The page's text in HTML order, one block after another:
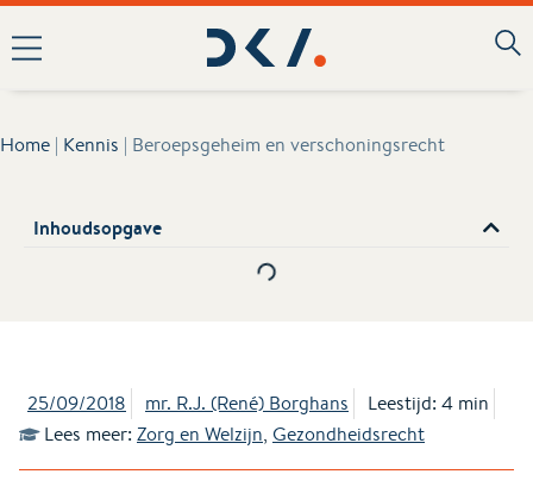
Home | Kennis | Beroepsgeheim en verschoningsrecht
Inhoudsopgave
25/09/2018 mr. R.J. (René) Borghans
Leestijd: 4 min
Lees meer: Zorg en Welzijn, Gezondheidsrecht